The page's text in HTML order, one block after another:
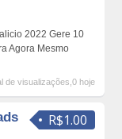
2022 Gere 10
Agora Mesmo
de visualizações,0 hoje
R$1.00